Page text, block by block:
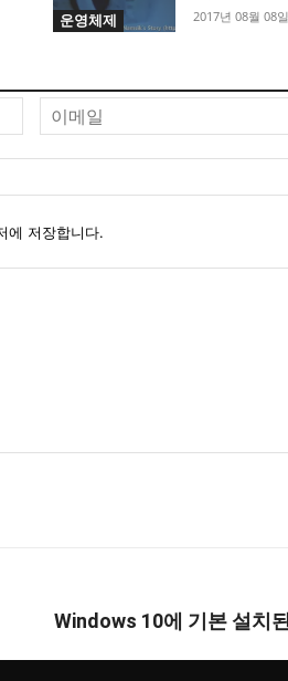
운영체제 2017년 08월 08일
름
에 저장합니다.
Windows 10에 기본 설치